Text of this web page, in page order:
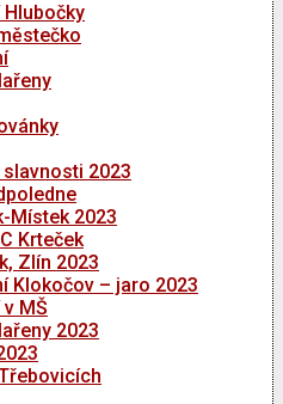
2023
Místek 2023
Krteček
Zlín 2023
Klokočov – jaro 2023
MŠ
2023